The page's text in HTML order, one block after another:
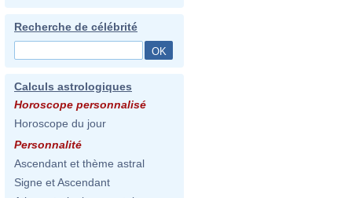
Recherche de célébrité
Calculs astrologiques
Horoscope personnalisé
Horoscope du jour
Personnalité
Ascendant et thème astral
Signe et Ascendant